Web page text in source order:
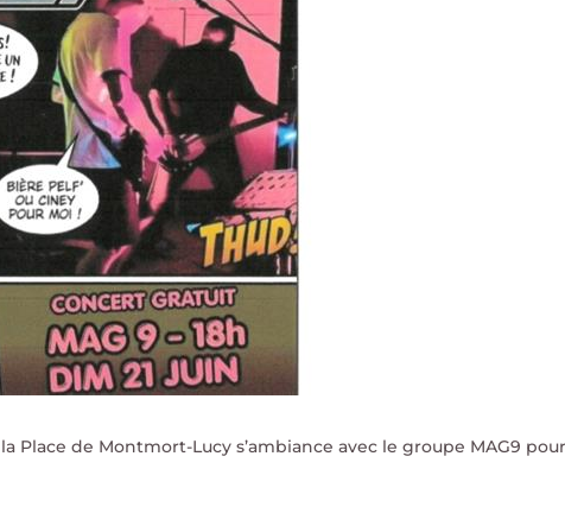
Place de Montmort-Lucy s’ambiance avec le groupe MAG9